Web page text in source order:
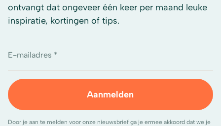
ontvangt dat ongeveer één keer per maand leuke
inspiratie, kortingen of tips.
E-mailadres *
Aanmelden
Door je aan te melden voor onze nieuwsbrief ga je ermee akkoord dat we je